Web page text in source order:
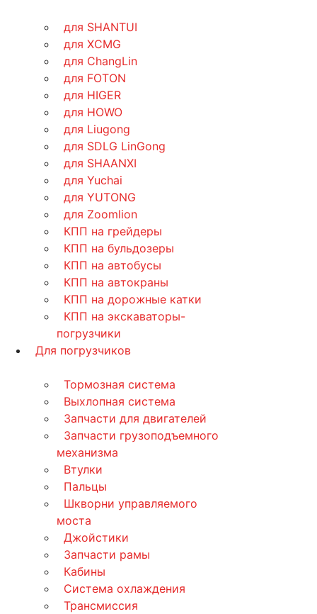
для SHANTUI
для XCMG
для ChangLin
для FOTON
для HIGER
для HOWO
для Liugong
для SDLG LinGong
для SHAANXI
для Yuchai
для YUTONG
для Zoomlion
КПП на грейдеры
КПП на бульдозеры
КПП на автобусы
КПП на автокраны
КПП на дорожные катки
КПП на экскаваторы-
погрузчики
Для погрузчиков
Тормозная система
Выхлопная система
Запчасти для двигателей
Запчасти грузоподъемного
механизма
Втулки
Пальцы
Шкворни управляемого
моста
Джойстики
Запчасти рамы
Кабины
Система охлаждения
Трансмиссия